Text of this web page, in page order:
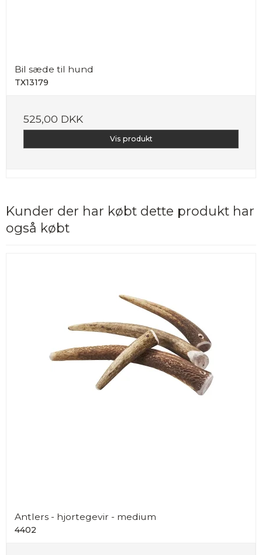
Bil sæde til hund
TX13179
525,00 DKK
Vis produkt
Kunder der har købt dette produkt har
også købt
Antlers - hjortegevir - medium
4402